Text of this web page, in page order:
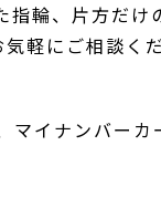
輪、片方だけ
軽にご相談くだ
イナンバー